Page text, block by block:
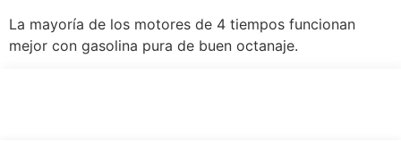
La mayoría de los motores de 4 tiempos funcionan
mejor con gasolina pura de buen octanaje.